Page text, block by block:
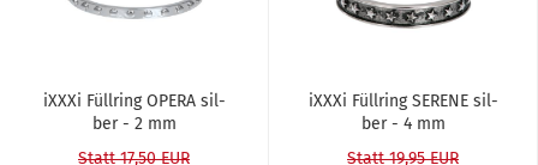
iXXXi Füll­ring OPERA sil­
ber - 2 mm
Statt 17,50 EUR
iXXXi Füll­ring SE­RE­NE sil­
ber - 4 mm
Statt 19,95 EUR